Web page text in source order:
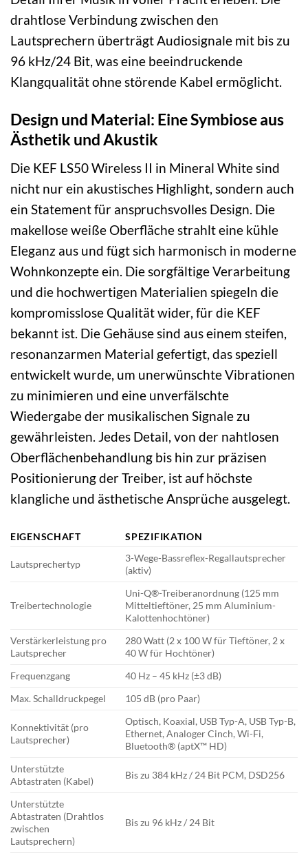
drahtlose Verbindung zwischen den
Lautsprechern überträgt Audiosignale mit bis zu
96 kHz/24 Bit, was eine beeindruckende
Klangqualität ohne störende Kabel ermöglicht.
Design und Material: Eine Symbiose aus
Ästhetik und Akustik
Die KEF LS50 Wireless II in Mineral White sind
nicht nur ein akustisches Highlight, sondern auch
ein Statement für anspruchsvolles Design. Die
makellose weiße Oberfläche strahlt eine kühle
Eleganz aus und fügt sich harmonisch in moderne
Wohnkonzepte ein. Die sorgfältige Verarbeitung
und die hochwertigen Materialien spiegeln die
kompromisslose Qualität wider, für die KEF
bekannt ist. Die Gehäuse sind aus einem steifen,
resonanzarmen Material gefertigt, das speziell
entwickelt wurde, um unerwünschte Vibrationen
zu minimieren und eine unverfälschte
Wiedergabe der musikalischen Signale zu
gewährleisten. Jedes Detail, von der nahtlosen
Oberflächenbehandlung bis hin zur präzisen
Positionierung der Treiber, ist auf höchste
klangliche und ästhetische Ansprüche ausgelegt.
EIGENSCHAFT SPEZIFIKATION
Lautsprechertyp
3-Wege-Bassreflex-Regallautsprecher
(aktiv)
Treibertechnologie
Uni-Q®-Treiberanordnung (125 mm
Mitteltieftöner, 25 mm Aluminium-
Kalottenhochtöner)
Verstärkerleistung pro
Lautsprecher
280 Watt (2 x 100 W für Tieftöner, 2 x
40 W für Hochtöner)
Frequenzgang
40 Hz – 45 kHz (±3 dB)
Max. Schalldruckpegel
105 dB (pro Paar)
Konnektivität (pro
Lautsprecher)
Optisch, Koaxial, USB Typ-A, USB Typ-B,
Ethernet, Analoger Cinch, Wi-Fi,
Bluetooth® (aptX™ HD)
Unterstützte
Abtastraten (Kabel)
Bis zu 384 kHz / 24 Bit PCM, DSD256
Unterstützte
Abtastraten (Drahtlos
zwischen
Lautsprechern)
Bis zu 96 kHz / 24 Bit